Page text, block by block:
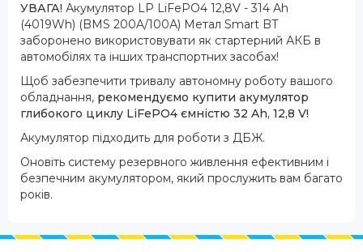
УВАГА! Акумулятор LP LiFePO4 12,8V - 314 Ah
(4019Wh) (BMS 200A/100А) Метал Smart BT
заборонено використовувати як стартерний АКБ в
автомобілях та інших транспортних засобах!
Щоб забезпечити тривалу автономну роботу вашого
обладнання, рекомендуємо купити акумулятор
глибокого циклу LiFePO4 ємністю 32 Ah, 12,8 V!
Акумулятор підходить для роботи з ДБЖ.
Оновіть систему резервного живлення ефективним і
безпечним акумулятором, який прослужить вам багато
років.